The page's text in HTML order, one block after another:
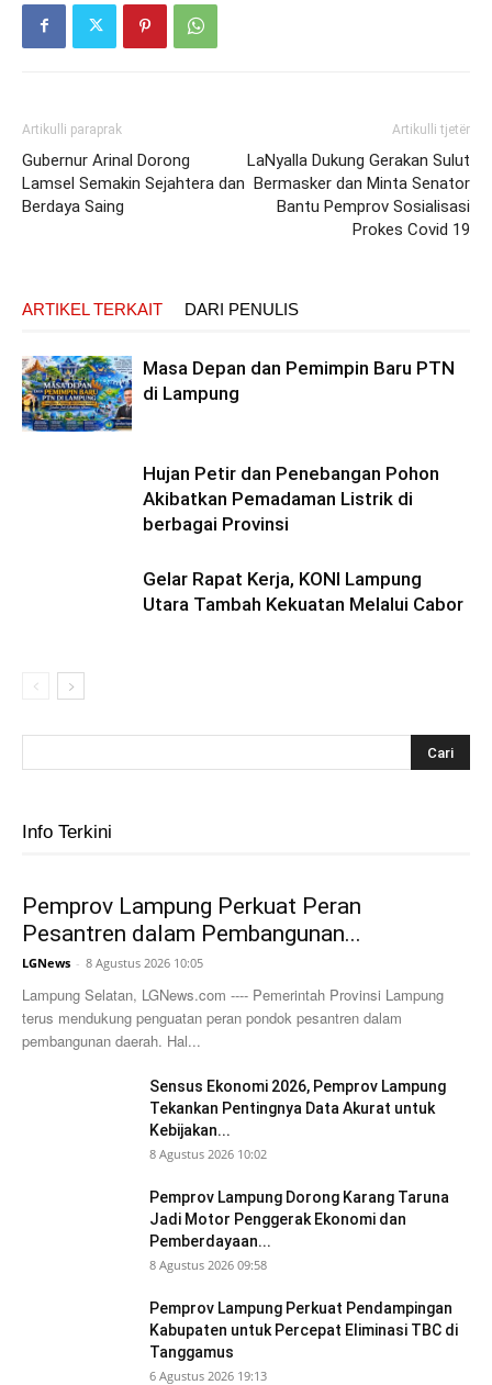
Artikulli paraprak
Gubernur Arinal Dorong
Lamsel Semakin Sejahtera dan
Berdaya Saing
Artikulli tjetër
LaNyalla Dukung Gerakan Sulut
Bermasker dan Minta Senator
Bantu Pemprov Sosialisasi
Prokes Covid 19
ARTIKEL TERKAIT DARI PENULIS
Masa Depan dan Pemimpin Baru PTN
di Lampung
Hujan Petir dan Penebangan Pohon
Akibatkan Pemadaman Listrik di
berbagai Provinsi
Gelar Rapat Kerja, KONI Lampung
Utara Tambah Kekuatan Melalui Cabor
Info Terkini
Pemprov Lampung Perkuat Peran
Pesantren dalam Pembangunan...
LGNews - 8 Agustus 2026 10:05
Lampung Selatan, LGNews.com ---- Pemerintah Provinsi Lampung
terus mendukung penguatan peran pondok pesantren dalam
pembangunan daerah. Hal...
Sensus Ekonomi 2026, Pemprov Lampung
Tekankan Pentingnya Data Akurat untuk
Kebijakan...
8 Agustus 2026 10:02
Pemprov Lampung Dorong Karang Taruna
Jadi Motor Penggerak Ekonomi dan
Pemberdayaan...
8 Agustus 2026 09:58
Pemprov Lampung Perkuat Pendampingan
Kabupaten untuk Percepat Eliminasi TBC di
Tanggamus
6 Agustus 2026 19:13